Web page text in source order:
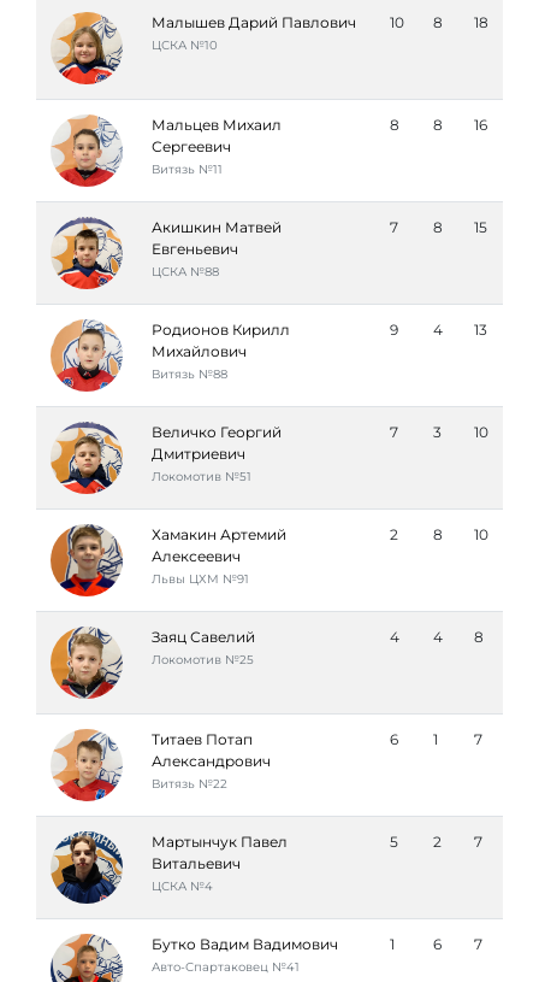
Малышев Дарий Павлович
ЦСКА №10
10 8 18
Мальцев Михаил
Сергеевич
Витязь №11
8 8 16
Акишкин Матвей
Евгеньевич
ЦСКА №88
7 8 15
Родионов Кирилл
Михайлович
Витязь №88
9 4 13
Величко Георгий
Дмитриевич
Локомотив №51
7 3 10
Хамакин Артемий
Алексеевич
Львы ЦХМ №91
2 8 10
Заяц Савелий
Локомотив №25
4 4 8
Титаев Потап
Александрович
Витязь №22
6 1 7
Мартынчук Павел
Витальевич
ЦСКА №4
5 2 7
Бутко Вадим Вадимович
Авто-Спартаковец №41
1 6 7